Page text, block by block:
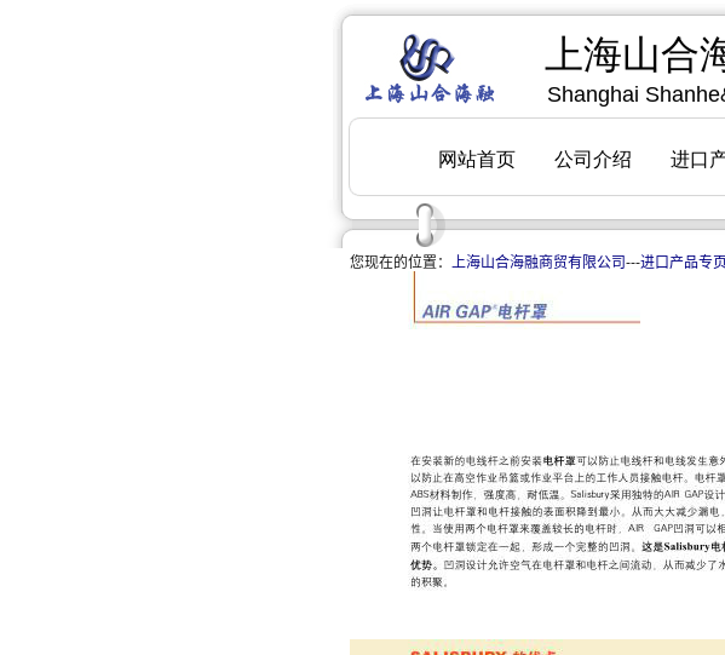
您现在的位置： 上海山合海融商贸有限公司 ---进口产品专页